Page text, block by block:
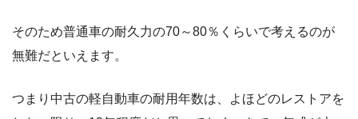
そのため普通車の耐久力の70～80％くらいで考えるのが
無難だといえます。
つまり中古の軽自動車の耐用年数は、よほどのレストアを